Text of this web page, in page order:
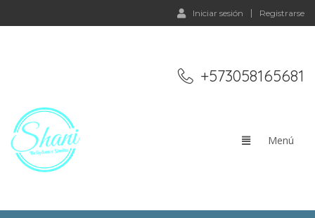
Iniciar sesión Registrarse
+573058165681